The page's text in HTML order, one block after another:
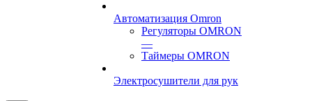
Автоматизация Omron
Регуляторы OMRON
—
Таймеры OMRON
Электросушители для рук